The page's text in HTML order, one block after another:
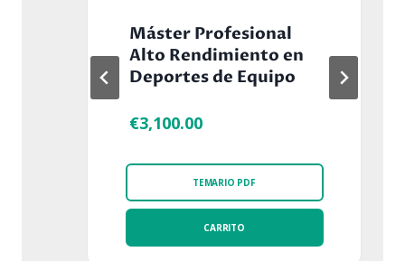
Máster Profesional
Alto Rendimiento en
Deportes de Equipo
€3,100.00
TEMARIO PDF
CARRITO